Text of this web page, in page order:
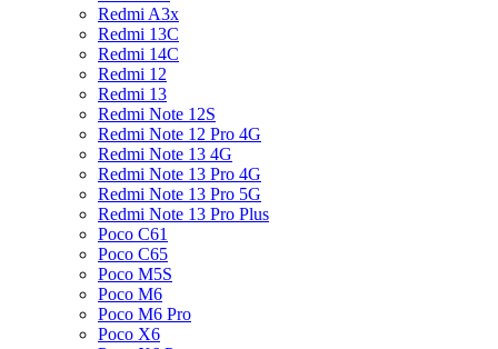
Redmi A3x
Redmi 13C
Redmi 14C
Redmi 12
Redmi 13
Redmi Note 12S
Redmi Note 12 Pro 4G
Redmi Note 13 4G
Redmi Note 13 Pro 4G
Redmi Note 13 Pro 5G
Redmi Note 13 Pro Plus
Poco C61
Poco C65
Poco M5S
Poco M6
Poco M6 Pro
Poco X6